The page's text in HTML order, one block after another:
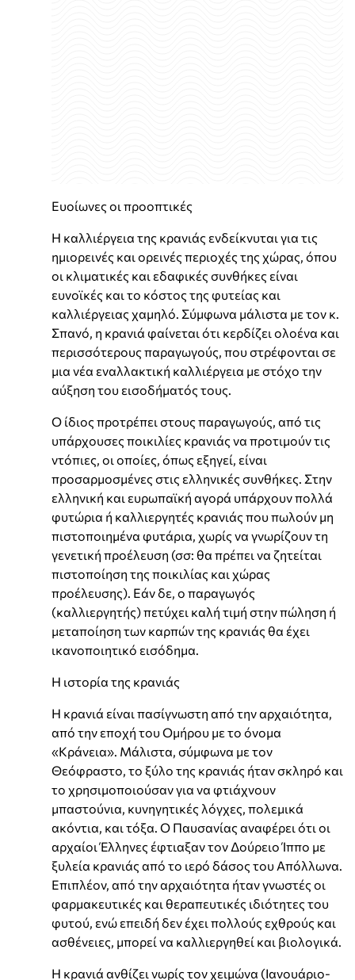
Ευοίωνες οι προοπτικές
Η καλλιέργεια της κρανιάς ενδείκνυται για τις
ημιορεινές και ορεινές περιοχές της χώρας, όπου
οι κλιματικές και εδαφικές συνθήκες είναι
ευνοϊκές και το κόστος της φυτείας και
καλλιέργειας χαμηλό. Σύμφωνα μάλιστα με τον κ.
Σπανό, η κρανιά φαίνεται ότι κερδίζει ολοένα και
περισσότερους παραγωγούς, που στρέφονται σε
μια νέα εναλλακτική καλλιέργεια με στόχο την
αύξηση του εισοδήματός τους.
Ο ίδιος προτρέπει στους παραγωγούς, από τις
υπάρχουσες ποικιλίες κρανιάς να προτιμούν τις
ντόπιες, οι οποίες, όπως εξηγεί, είναι
προσαρμοσμένες στις ελληνικές συνθήκες. Στην
ελληνική και ευρωπαϊκή αγορά υπάρχουν πολλά
φυτώρια ή καλλιεργητές κρανιάς που πωλούν μη
πιστοποιημένα φυτάρια, χωρίς να γνωρίζουν τη
γενετική προέλευση (σσ: θα πρέπει να ζητείται
πιστοποίηση της ποικιλίας και χώρας
προέλευσης). Εάν δε, ο παραγωγός
(καλλιεργητής) πετύχει καλή τιμή στην πώληση ή
μεταποίηση των καρπών της κρανιάς θα έχει
ικανοποιητικό εισόδημα.
Η ιστορία της κρανιάς
Η κρανιά είναι πασίγνωστη από την αρχαιότητα,
από την εποχή του Ομήρου με το όνομα
«Κράνεια». Μάλιστα, σύμφωνα με τον
Θεόφραστο, το ξύλο της κρανιάς ήταν σκληρό και
το χρησιμοποιούσαν για να φτιάχνουν
μπαστούνια, κυνηγητικές λόγχες, πολεμικά
ακόντια, και τόξα. Ο Παυσανίας αναφέρει ότι οι
αρχαίοι Έλληνες έφτιαξαν τον Δούρειο Ίππο με
ξυλεία κρανιάς από το ιερό δάσος του Απόλλωνα.
Επιπλέον, από την αρχαιότητα ήταν γνωστές οι
φαρμακευτικές και θεραπευτικές ιδιότητες του
φυτού, ενώ επειδή δεν έχει πολλούς εχθρούς και
ασθένειες, μπορεί να καλλιεργηθεί και βιολογικά.
Η κρανιά ανθίζει νωρίς τον χειμώνα (Ιανουάριο-